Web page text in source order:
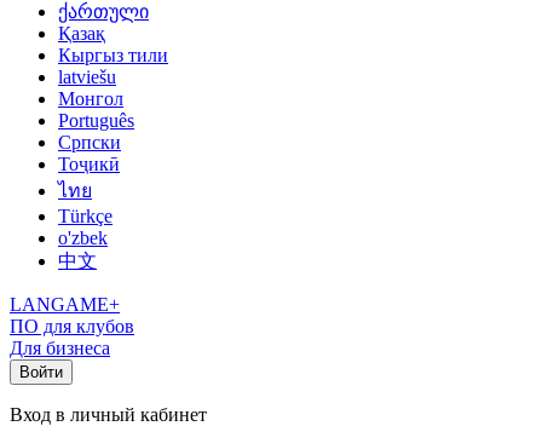
ქართული
Қазақ
Кыргыз тили
latviešu
Монгол
Português
Српски
Тоҷикӣ
ไทย
Türkçe
o'zbek
中文
LANGAME+
ПО для клубов
Для бизнеса
Войти
Вход в личный кабинет